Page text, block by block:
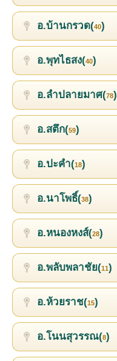
อ.บ้านกรวด(40)
อ.พุทไธสง(40)
อ.ลำปลายมาศ(78)
อ.สตึก(59)
อ.ปะคำ(18)
อ.นาโพธิ์(38)
อ.หนองหงส์(28)
อ.พลับพลาชัย(11)
อ.ห้วยราช(15)
อ.โนนสุวรรณ(8)